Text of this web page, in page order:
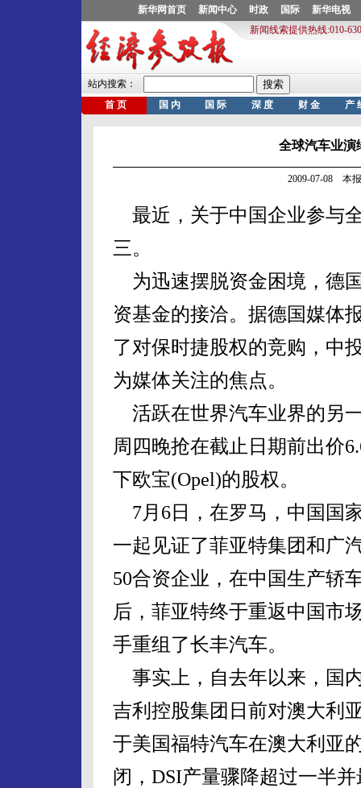
全球汽车业演
2009-07-08 本
最近，关于中国企业参与
三。
为迅速摆脱资金困境，德
资基金的接洽。据德国媒体
了对保时捷股权的竞购，中
为媒体关注的焦点。
活跃在世界汽车业界的另
周四晚抢在截止日期前出价
下欧宝(Opel)的股权。
7月6日，在罗马，中国国
一起见证了菲亚特集团和广
50合资企业，在中国生产轿
后，菲亚特终于重返中国市
手重组了长丰汽车。
事实上，自去年以来，国
吉利控股集团日前对澳大利
于美国福特汽车在澳大利亚
闭，DSI产量骤降超过一半